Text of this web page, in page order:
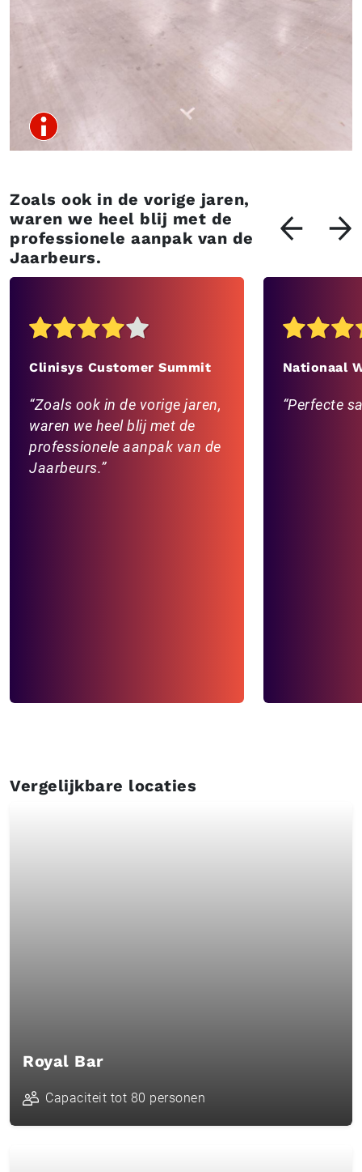
Zoals ook in de vorige jaren,
waren we heel blij met de
professionele aanpak van de
Jaarbeurs.
Clinisys Customer Summit
Zoals ook in de vorige jaren,
waren we heel blij met de
professionele aanpak van de
Jaarbeurs.
Nationaal
Perfecte
Vergelijkbare locaties
Royal Bar
Capaciteit tot 80 personen